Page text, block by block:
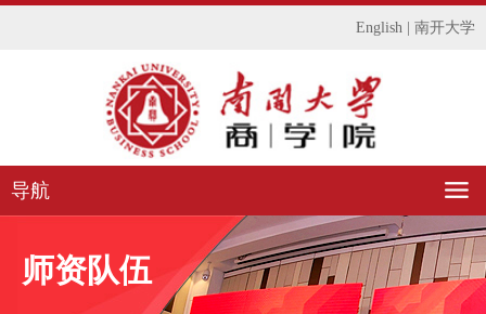
English 南开大学
导航
师资队伍